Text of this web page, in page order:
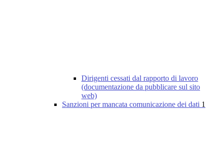
Dirigenti cessati dal rapporto di lavoro
(documentazione da pubblicare sul sito
web)
Sanzioni per mancata comunicazione dei dati 1